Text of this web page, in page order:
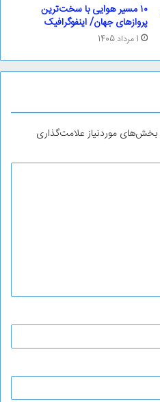
۱۰ مسیر هوایی با سخت‌ترین
پروازهای جهان/ اینفوگرافیک
1 مرداد 1405
بخش‌های موردنیاز علامت‌گذاری